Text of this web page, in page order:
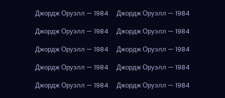
Джордж Оруэлл — 1984
Джордж Оруэлл — 1984
Джордж Оруэлл — 1984
Джордж Оруэлл — 1984
Джордж Оруэлл — 1984
Джордж Оруэлл — 1984
Джордж Оруэлл — 1984
Джордж Оруэлл — 1984
Джордж Оруэлл — 1984
Джордж Оруэлл — 1984